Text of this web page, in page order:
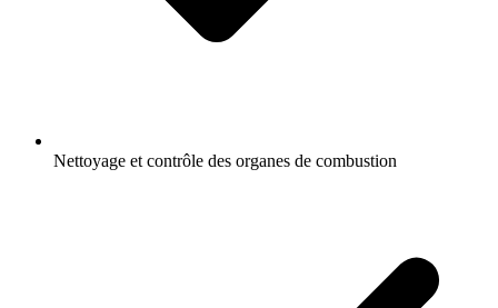
Nettoyage et contrôle des organes de combustion